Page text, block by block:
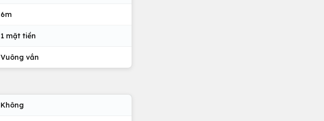
6m
1 mặt tiền
Vuông vắn
Không